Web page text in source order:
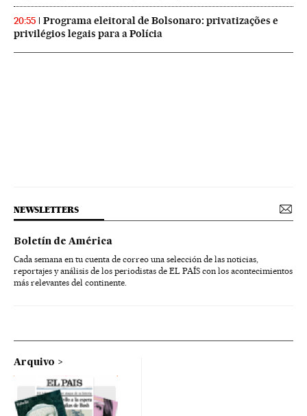
20:55
Programa eleitoral de Bolsonaro: privatizações e
privilégios legais para a Polícia
NEWSLETTERS
Boletín de América
Cada semana en tu cuenta de correo una selección de las noticias,
reportajes y análisis de los periodistas de EL PAÍS con los acontecimientos
más relevantes del continente.
Arquivo